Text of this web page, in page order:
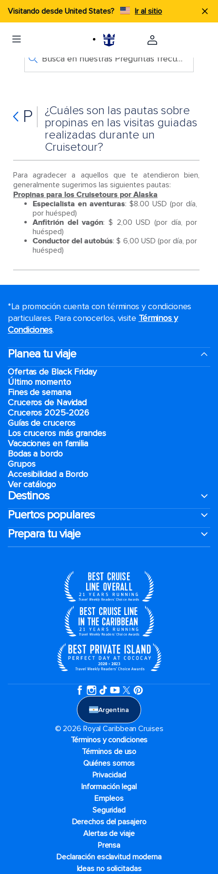
Visitando desde United States? Ir al sitio
Busca en nuestras Preguntas frecuentes
P
¿Cuáles son las pautas sobre
propinas en las visitas guiadas
realizadas durante un
Cruisetour?
Para agradecer a aquellos que te atendieron bien,
generalmente sugerimos las siguientes pautas:
Propinas para los Cruisetours por Alaska
Especialista en aventuras: $8.00 USD (por día,
por huésped)
Anfitrión del vagón: $ 2,00 USD (por día, por
huésped)
Conductor del autobús: $ 6,00 USD (por día, por
huésped)
*La promoción cuenta con términos y condiciones
particulares. Para conocerlos, visite Términos y
Condiciones.
Planea tu viaje
Ofertas de Black Friday
Último momento
Fines de semana
Cruceros de Navidad
Cruceros 2025-2026
Guías de cruceros
Los cruceros más grandes
Vacaciones en familia
Bodas a bordo
Grupos
Accesibilidad a Bordo
Ver catálogo
Destinos
Puertos populares
Prepara tu viaje
Argentina
© 2026 Royal Caribbean Cruises
Términos y condiciones
Términos de uso
Quiénes somos
Privacidad
Información legal
Empleos
Seguridad
Derechos del pasajero
Alertas de viaje
Prensa
Declaración esclavitud moderna
Ideas no solicitadas